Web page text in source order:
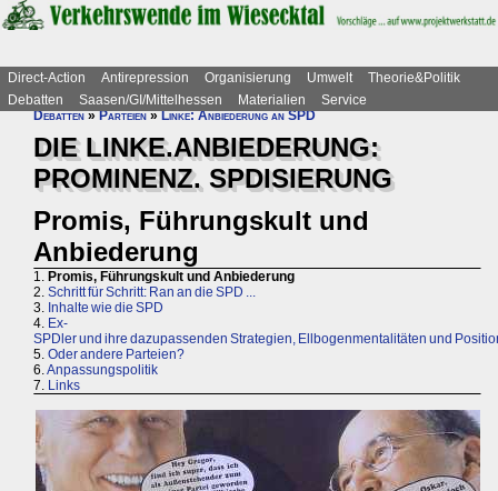
Direct-Action Antirepression Organisierung Umwelt
Theorie&Politik
Debatten
Saasen/GI/Mittelhessen Materialien
Service
Debatten»Parteien»Linke: Anbiederung an SPD
DIE LINKE.ANBIEDERUNG:
PROMINENZ. SPDISIERUNG
Promis, Führungskult und
Anbiederung
1. Promis, Führungskult und Anbiederung
2. Schritt für Schritt: Ran an die SPD ...
3. Inhalte wie die SPD
4. Ex-
SPDler und ihre dazupassenden Strategien, Ellbogenmentalitäten und
5. Oder andere Parteien?
6.Anpassungspolitik
7. Links